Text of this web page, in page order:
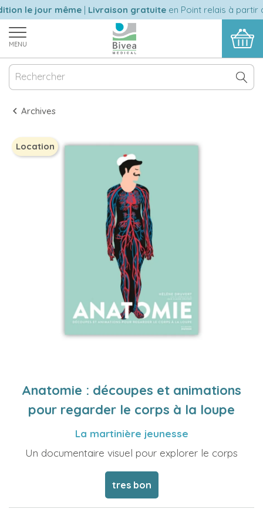
le jour même|Livraison gratuiteen Point relais à partir
MENU
Archives
Location
Anatomie : découpes et animations
pour regarder le corps à la loupe
La martinière jeunesse
Un documentaire visuel pour explorer le corps
tres bon